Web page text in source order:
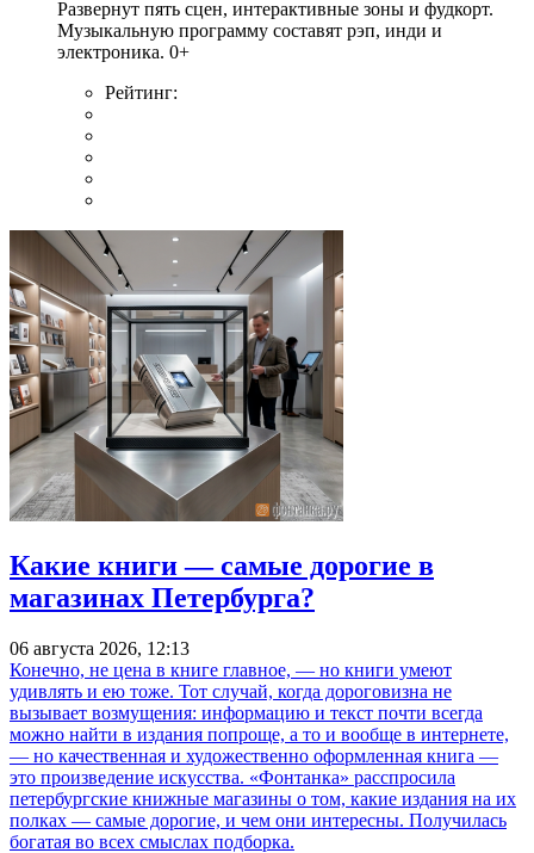
Развернут пять сцен, интерактивные зоны и фудкорт.
Музыкальную программу составят рэп, инди и
электроника. 0+
Рейтинг:
Какие книги — самые дорогие в
магазинах Петербурга?
06 августа 2026, 12:13
Конечно, не цена в книге главное, — но книги умеют
удивлять и ею тоже. Тот случай, когда дороговизна не
вызывает возмущения: информацию и текст почти всегда
можно найти в издания попроще, а то и вообще в интернете,
— но качественная и художественно оформленная книга —
это произведение искусства. «Фонтанка» расспросила
петербургские книжные магазины о том, какие издания на их
полках — самые дорогие, и чем они интересны. Получилась
богатая во всех смыслах подборка.